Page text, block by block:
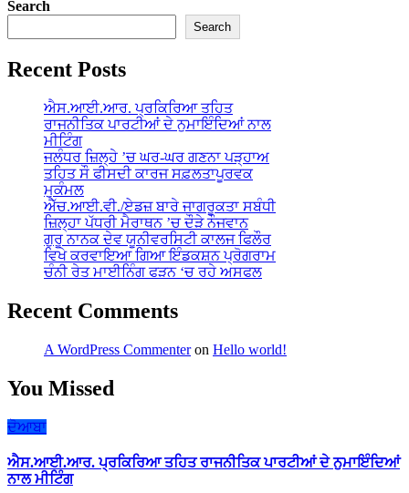
Search
Search
Recent Posts
ਐਸ.ਆਈ.ਆਰ. ਪ੍ਰਕਿਰਿਆ ਤਹਿਤ
ਰਾਜਨੀਤਿਕ ਪਾਰਟੀਆਂ ਦੇ ਨੁਮਾਇੰਦਿਆਂ ਨਾਲ
ਮੀਟਿੰਗ
ਜਲੰਧਰ ਜ਼ਿਲ੍ਹੇ ’ਚ ਘਰ-ਘਰ ਗਣਨਾ ਪੜ੍ਹਾਅ
ਤਹਿਤ ਸੌ ਫੀਸਦੀ ਕਾਰਜ ਸਫ਼ਲਤਾਪੂਰਵਕ
ਮੁਕੰਮਲ
ਐੱਚ.ਆਈ.ਵੀ./ਏਡਜ਼ ਬਾਰੇ ਜਾਗਰੂਕਤਾ ਸਬੰਧੀ
ਜ਼ਿਲ੍ਹਾ ਪੱਧਰੀ ਮੈਰਾਥਨ ’ਚ ਦੌੜੇ ਨੌਜਵਾਨ
ਗੁਰੂ ਨਾਨਕ ਦੇਵ ਯੂਨੀਵਰਸਿਟੀ ਕਾਲਜ ਫਿਲੌਰ
ਵਿਖੇ ਕਰਵਾਇਆ ਗਿਆ ਇੰਡਕਸ਼ਨ ਪ੍ਰੋਗਰਾਮ
ਚੰਨੀ ਰੇਤ ਮਾਈਨਿੰਗ ਫੜਨ ‘ਚ ਰਹੇ ਅਸਫਲ
Recent Comments
A WordPress Commenteron Hello world!
You Missed
ਦੋਆਬਾ
ਐਸ.ਆਈ.ਆਰ. ਪ੍ਰਕਿਰਿਆ ਤਹਿਤ ਰਾਜਨੀਤਿਕ ਪਾਰਟੀਆਂ ਦੇ ਨੁਮਾਇੰਦਿਆਂ
ਨਾਲ ਮੀਟਿੰਗ